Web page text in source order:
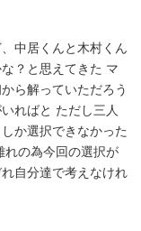
中居くんと木村くん
？と思えてきた マ
ら解っていただろう
ればと ただし三人
か選択できなかった
れの為今回の選択が
自分達で考えなけれ